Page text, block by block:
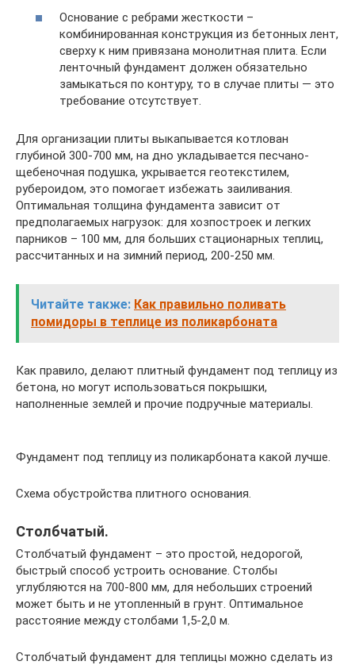
Основание с ребрами жесткости –
комбинированная конструкция из бетонных лент,
сверху к ним привязана монолитная плита. Если
ленточный фундамент должен обязательно
замыкаться по контуру, то в случае плиты — это
требование отсутствует.
Для организации плиты выкапывается котлован
глубиной 300-700 мм, на дно укладывается песчано-
щебеночная подушка, укрывается геотекстилем,
рубероидом, это помогает избежать заиливания.
Оптимальная толщина фундамента зависит от
предполагаемых нагрузок: для хозпостроек и легких
парников – 100 мм, для больших стационарных теплиц,
рассчитанных и на зимний период, 200-250 мм.
Читайте также: Как правильно поливать
помидоры в теплице из поликарбоната
Как правило, делают плитный фундамент под теплицу из
бетона, но могут использоваться покрышки,
наполненные землей и прочие подручные материалы.
Фундамент под теплицу из поликарбоната какой лучше.
Схема обустройства плитного основания.
Столбчатый.
Столбчатый фундамент – это простой, недорогой,
быстрый способ устроить основание. Столбы
углубляются на 700-800 мм, для небольших строений
может быть и не утопленный в грунт. Оптимальное
расстояние между столбами 1,5-2,0 м.
Столбчатый фундамент для теплицы можно сделать из